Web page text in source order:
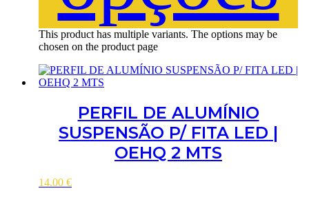
This product has multiple variants. The options may be
chosen on the product page
PERFIL DE ALUMÍNIO
SUSPENSÃO P/ FITA LED |
OEHQ 2 MTS
14.00 €